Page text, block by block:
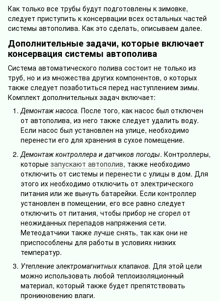
Как только все трубы будут подготовлены к зимовке,
следует приступить к консервации всех остальных частей
системы автополива. Как это сделать, описываем далее.
Дополнительные задачи, которые включает
консервация системы автополива
Система автоматического полива состоит не только из
труб, но и из множества других компонентов, о которых
также следует позаботиться перед наступлением зимы.
Комплект дополнительных задач включает:
Демонтаж насоса. После того, как насос был отключен
от автополива, из него также следует удалить воду.
Если насос был установлен на улице, необходимо
перенести его для хранения в сухое помещение.
Демонтаж контроллера и датчиков погоды. Контроллеры,
которые запускают автополив, также необходимо
отключить от системы и перенести с улицы в дом. Для
этого их необходимо отключить от электрического
питания или же вынуть батарейки. Если контроллер
установлен в помещении, его все равно следует
отключить от питания, чтобы прибор не сгорел от
неожиданных перепадов напряжения сети.
Метеодатчики также лучше снять, так как они не
приспособлены для работы в условиях низких
температур.
Утепление электромагнитных клапанов. Для этой цели
можно использовать любой теплоизоляционный
материал, который также будет препятствовать
проникновению влаги.